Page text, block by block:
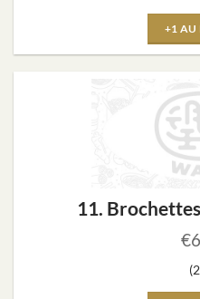
+1 AU
11.
€